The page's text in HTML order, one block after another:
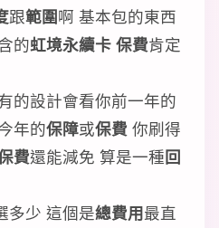
跟範圍啊 基本包的東西
的虹境永續卡 保費肯定
的設計會看你前一年的
年的保障或保費 你刷得
費還能減免 算是一種回
多少 這個是總費用最直